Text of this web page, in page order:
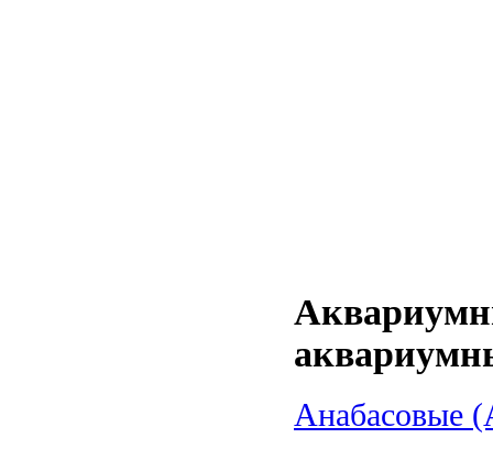
Анабасовые